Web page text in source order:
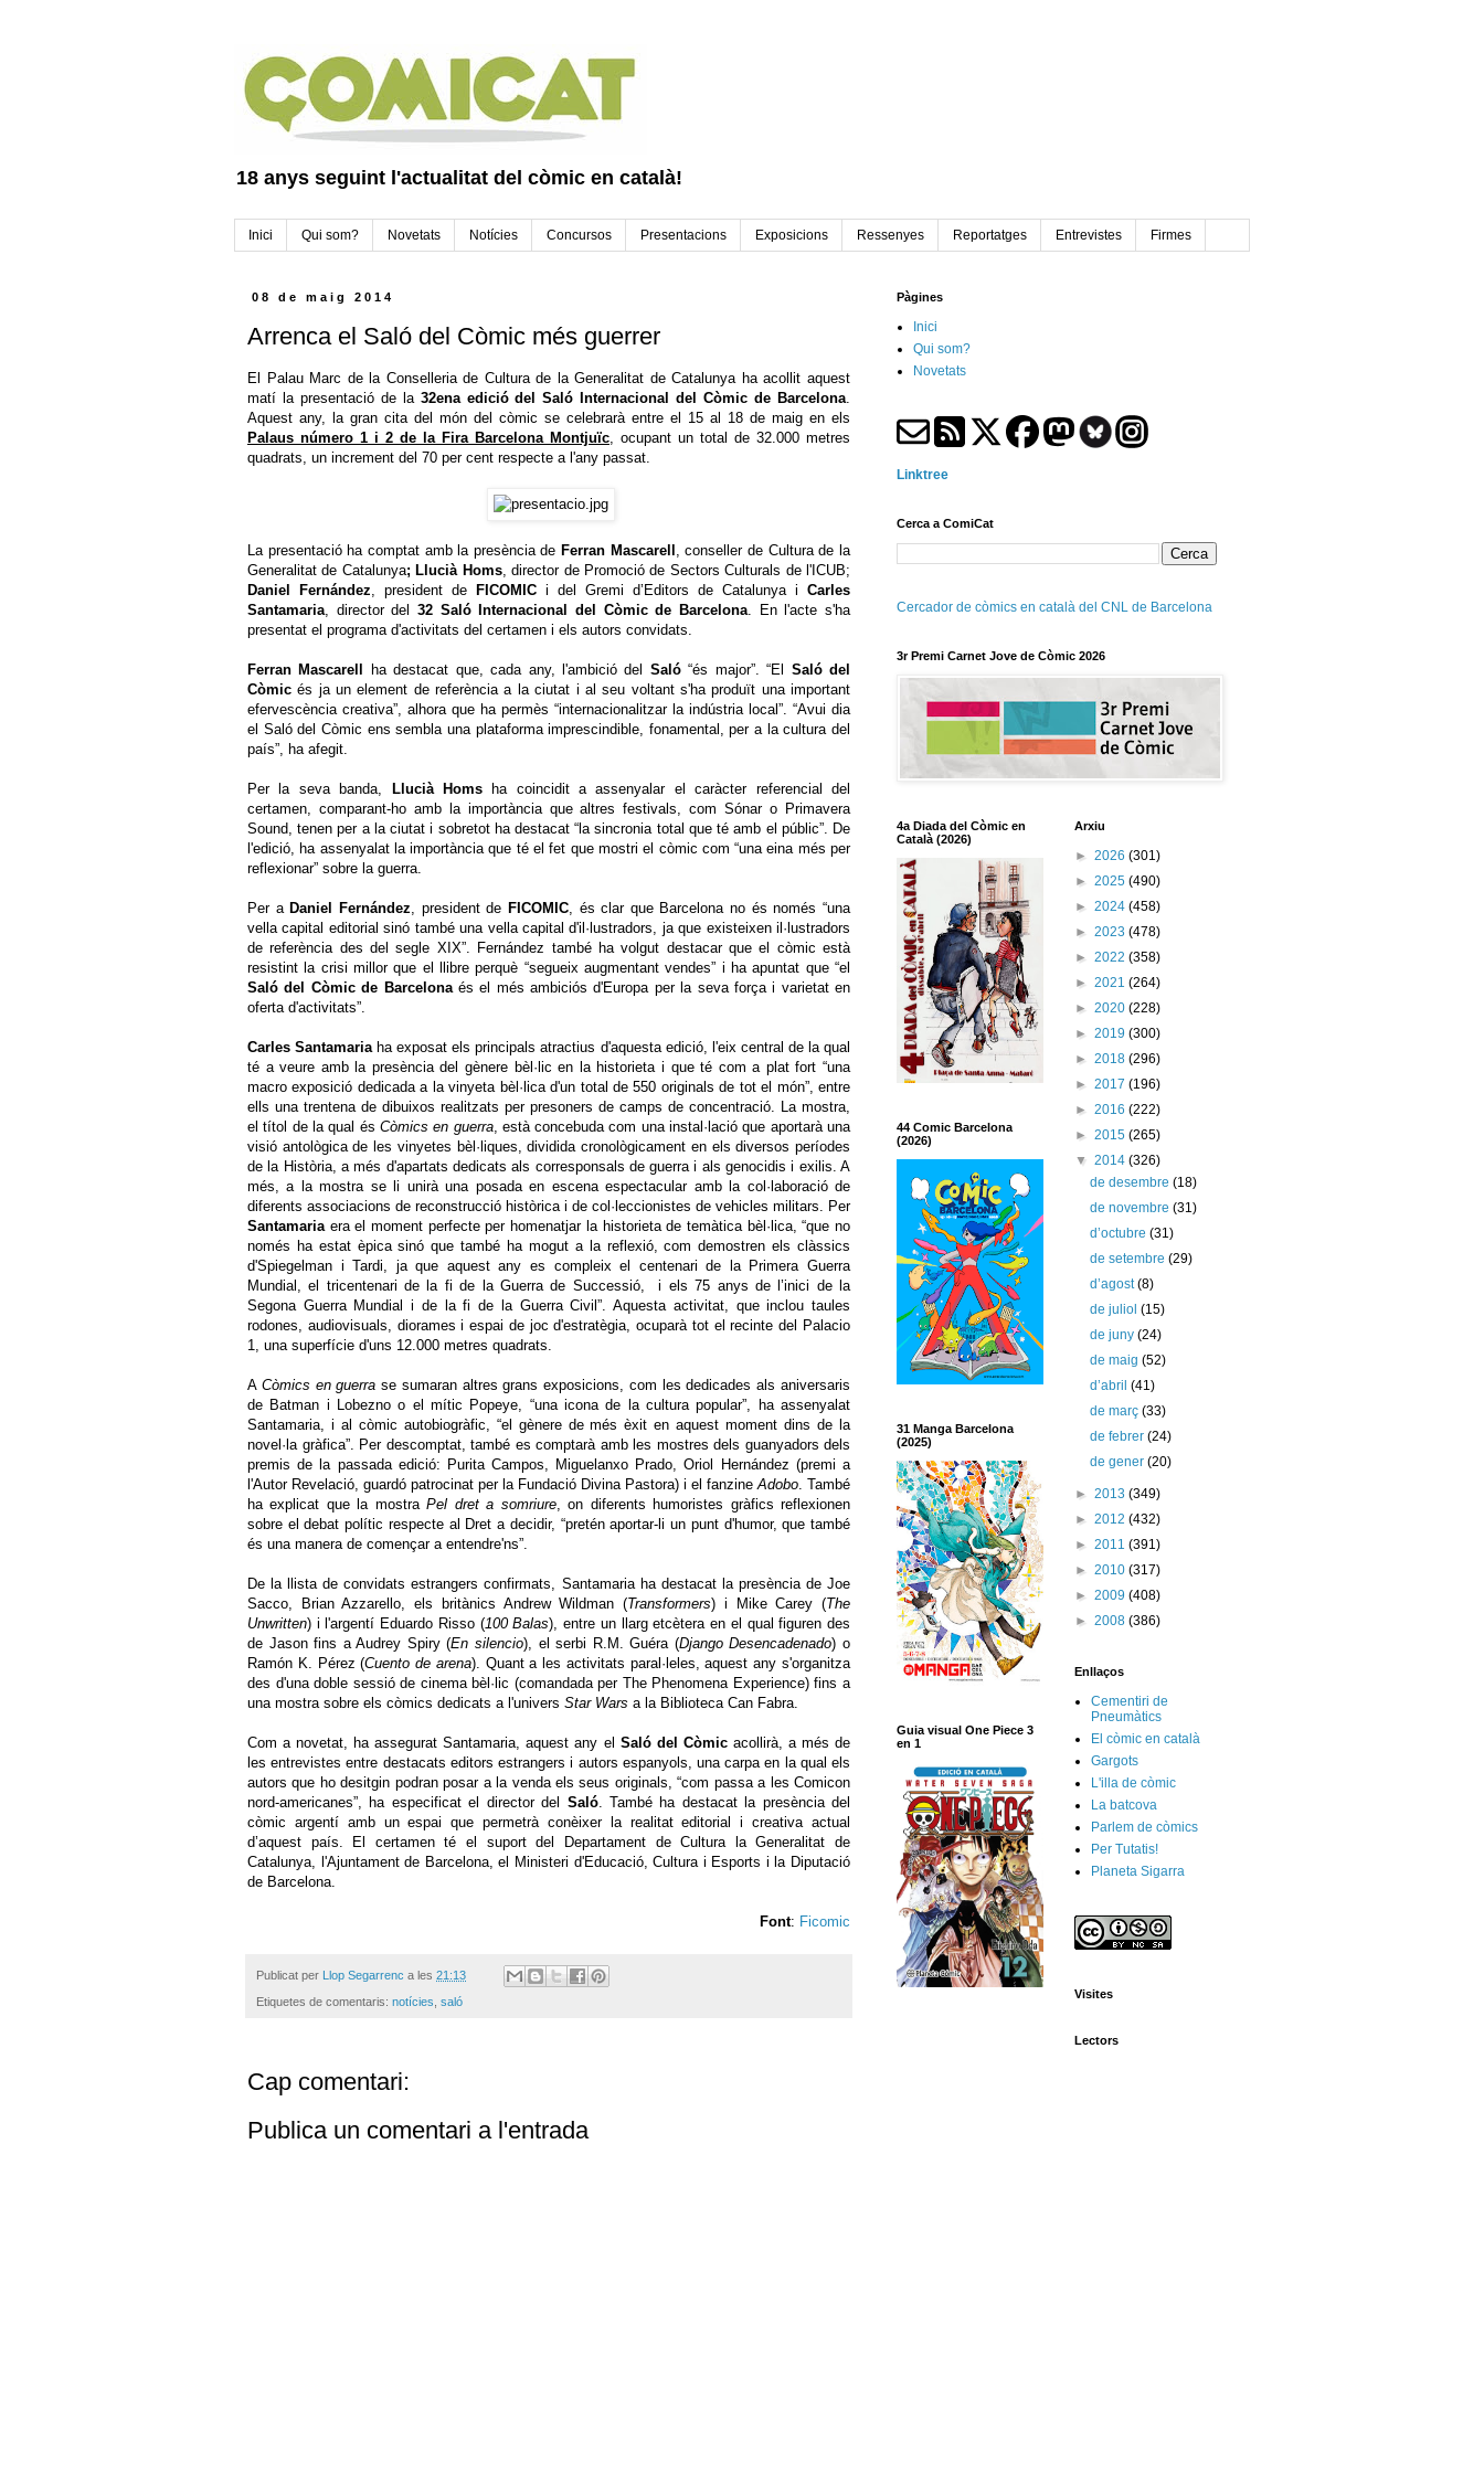
18 anys seguint l'actualitat del còmic en català!
Inici Qui som? Novetats Notícies Concursos Presentacions Exposicions Ressenyes Reportatges Entrevistes Firmes
08 de maig 2014
Arrenca el Saló del Còmic més guerrer
El Palau Marc de la Conselleria de Cultura de la Generalitat de Catalunya ha acollit aquest
matí la presentació de la 32ena edició del Saló Internacional del Còmic de Barcelona.
Aquest any, la gran cita del món del còmic se celebrarà entre el 15 al 18 de maig en els
Palaus número 1 i 2 de la Fira Barcelona Montjuïc, ocupant un total de 32.000 metres
quadrats, un increment del 70 per cent respecte a l'any passat.
La presentació ha comptat amb la presència de Ferran Mascarell , conseller de Cultura de la
Generalitat de Catalunya; Llucià Homs, director de Promoció de Sectors Culturals de l'ICUB;
Daniel Fernández, president de FICOMIC i del Gremi d’Editors de Catalunya i Carles
Santamaria, director del 32 Saló Internacional del Còmic de Barcelona. En l'acte s'ha
presentat el programa d'activitats del certamen i els autors convidats.
Ferran Mascarell ha destacat que, cada any, l'ambició del Saló“és major”. “El Saló del
Còmic és ja un element de referència a la ciutat i al seu voltant s'ha produït una important
efervescència creativa”, alhora que ha permès “internacionalitzar la indústria local”. “Avui dia
el Saló del Còmic ens sembla una plataforma imprescindible, fonamental, per a la cultura del
país”, ha afegit.
Per la seva banda, Llucià Homsha coincidit a assenyalar el caràcter referencial del
certamen, comparant-ho amb la importància que altres festivals, com Sónar o Primavera
Sound, tenen per a la ciutat i sobretot ha destacat “la sincronia total que té amb el públic”. De
l'edició, ha assenyalat la importància que té el fet que mostri el còmic com “una eina més per
reflexionar” sobre la guerra.
Per a Daniel Fernández, president de FICOMIC, és clar que Barcelona no és només “una
vella capital editorial sinó també una vella capital d'il·lustradors, ja que existeixen il·lustradors
de referència des del segle XIX”. Fernández també ha volgut destacar que el còmic està
resistint la crisi millor que el llibre perquè “segueix augmentant vendes” i ha apuntat que “el
Saló del Còmic de Barcelonaés el més ambiciós d'Europa per la seva força i varietat en
oferta d'activitats”.
Carles Santamariaha exposat els principals atractius d'aquesta edició, l'eix central de la qual
té a veure amb la presència del gènere bèl·lic en la historieta i que té com a plat fort “una
macro exposició dedicada a la vinyeta bèl·lica d'un total de 550 originals de tot el món”, entre
ells una trentena de dibuixos realitzats per presoners de camps de concentració. La mostra,
el títol de la qual és Còmics en guerra, està concebuda com una instal·lació que aportarà una
visió antològica de les vinyetes bèl·liques, dividida cronològicament en els diversos períodes
de la Història, a més d'apartats dedicats als corresponsals de guerra i als genocidis i exilis. A
més, a la mostra se li unirà una posada en escena espectacular amb la col·laboració de
diferents associacions de reconstrucció històrica i de col·leccionistes de vehicles militars. Per
Santamariaera el moment perfecte per homenatjar la historieta de temàtica bèl·lica, “que no
només ha estat èpica sinó que també ha mogut a la reflexió, com demostren els clàssics
d'Spiegelman i Tardi, ja que aquest any es compleix el centenari de la Primera Guerra
Mundial, el tricentenari de la fi de la Guerra de Successió,
i els 75 anys de l’inici de la
Segona Guerra Mundial i de la fi de la Guerra Civil”. Aquesta activitat, que inclou taules
rodones, audiovisuals, diorames i espai de joc d'estratègia, ocuparà tot el recinte del Palacio
1, una superfície d'uns 12.000 metres quadrats.
A Còmics en guerra se sumaran altres grans exposicions, com les dedicades als aniversaris
de Batman i Lobezno o el mític Popeye, “una icona de la cultura popular”, ha assenyalat
Santamaria, i al còmic autobiogràfic, “el gènere de més èxit en aquest moment dins de la
novel·la gràfica”. Per descomptat, també es comptarà amb les mostres dels guanyadors dels
premis de la passada edició: Purita Campos, Miguelanxo Prado, Oriol Hernández (premi a
l'Autor Revelació, guardó patrocinat per la Fundació Divina Pastora) i el fanzineAdobo. També
ha explicat que la mostraPel dret a somriure, on diferents humoristes gràfics reflexionen
sobre el debat polític respecte al Dret a decidir, “pretén aportar-li un punt d'humor, que també
és una manera de començar a entendre'ns”.
De la llista de convidats estrangers confirmats, Santamaria ha destacat la presència de Joe
Sacco, Brian Azzarello, els britànics Andrew Wildman (Transformers) i Mike Carey (The
Unwritten) i l'argentí Eduardo Risso (100 Balas), entre un llarg etcètera en el qual figuren des
de Jason fins a Audrey Spiry (En silencio), el serbi R.M. Guéra (Django Desencadenado) o
Ramón K. Pérez (Cuento de arena). Quant a les activitats paral·leles, aquest any s'organitza
des d'una doble sessió de cinema bèl·lic (comandada per The Phenomena Experience) fins a
una mostra sobre els còmics dedicats a l'univers Star Wars a la Biblioteca Can Fabra.
Com a novetat, ha assegurat Santamaria, aquest any el Saló del Còmicacollirà, a més de
les entrevistes entre destacats editors estrangers i autors espanyols, una carpa en la qual els
autors que ho desitgin podran posar a la venda els seus originals, “com passa a les Comicon
nord-americanes”, ha especificat el director del Saló. També ha destacat la presència del
còmic argentí amb un espai que permetrà conèixer la realitat editorial i creativa actual
d’aquest país. El certamen té el suport del Departament de Cultura la Generalitat de
Catalunya, l'Ajuntament de Barcelona, el Ministeri d'Educació, Cultura i Esports i la Diputació
de Barcelona.
Font: Ficomic
Publicat per Llop Segarrenc a les 21:13
Etiquetes de comentaris: notícies, saló
Cap comentari:
Publica un comentari a l'entrada
Pàgines
Inici
Qui som?
Novetats
Linktree
Cerca a ComiCat
Cercador de còmics en català del CNL de Barcelona
3r Premi Carnet Jove de Còmic 2026
4a Diada del Còmic en
Català (2026)
44 Comic Barcelona
(2026)
31 Manga Barcelona
(2025)
Guia visual One Piece 3
en 1
Arxiu
► 2026 (301)
► 2025 (490)
► 2024 (458)
► 2023 (478)
► 2022 (358)
► 2021 (264)
► 2020 (228)
► 2019 (300)
► 2018 (296)
► 2017 (196)
► 2016 (222)
► 2015 (265)
▼ 2014 (326)
de desembre(18)
de novembre(31)
d’octubre(31)
de setembre(29)
d’agost(8)
de juliol(15)
de juny(24)
de maig(52)
d’abril(41)
de març(33)
de febrer(24)
de gener(20)
► 2013 (349)
► 2012 (432)
► 2011 (391)
► 2010 (317)
► 2009 (408)
► 2008 (386)
Enllaços
Cementiri de
Pneumàtics
El còmic en català
Gargots
L'illa de còmic
La batcova
Parlem de còmics
Per Tutatis!
Planeta Sigarra
Visites
Lectors